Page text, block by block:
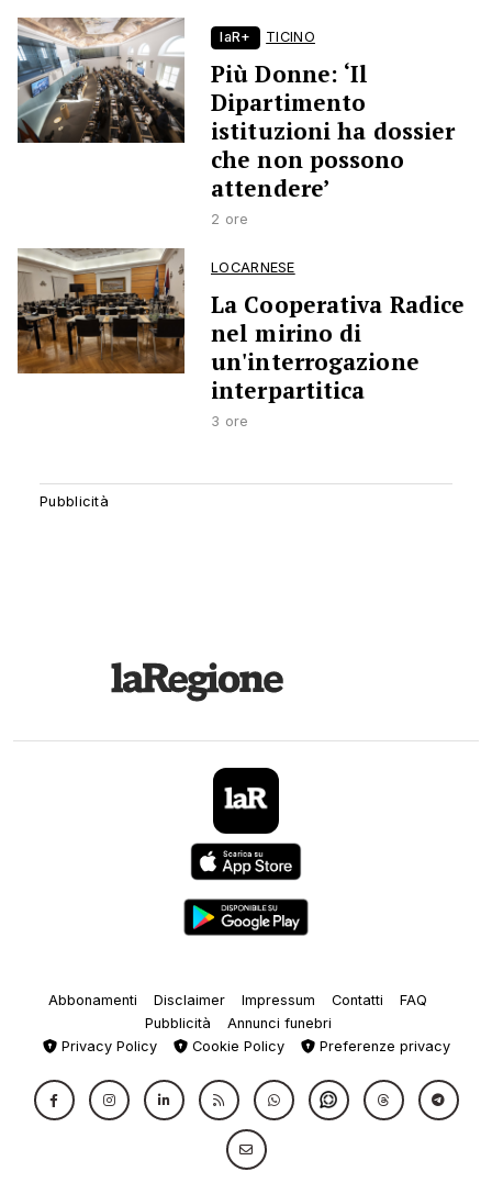
laR+ TICINO
Più Donne: ‘Il
Dipartimento
istituzioni ha dossier
che non possono
attendere’
2 ore
LOCARNESE
La Cooperativa Radice
nel mirino di
un'interrogazione
interpartitica
3 ore
Abbonamenti Disclaimer Impressum Contatti
FAQ
Pubblicità
Annunci funebri
Privacy Policy
Cookie Policy Preferenze privacy